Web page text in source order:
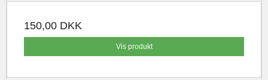
150,00 DKK
Vis produkt